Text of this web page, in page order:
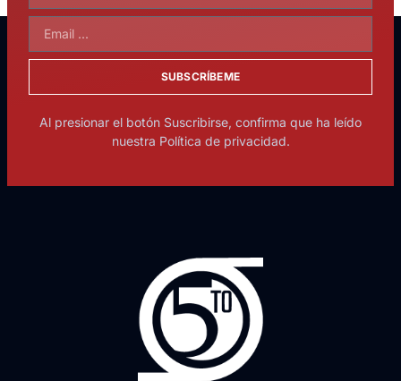
SUBSCRÍBEME
Al presionar el botón Suscribirse, confirma que ha leído
nuestra Política de privacidad.